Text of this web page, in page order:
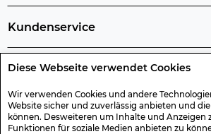
Diese Webseite verwendet Cookies
Wir verwenden Cookies und andere
Website sicher und zuverlässig anbieten und
können. Desweiteren um Inhalte und Anzeigen
Funktionen für soziale Medien anbieten zu
Kundenservice
Rechtliche Artikelinfos
Geschenk-Gutscheine